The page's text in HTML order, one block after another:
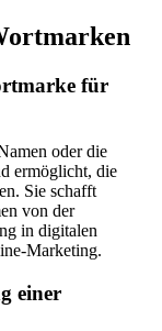
für
oder die
ermöglicht, die
Sie schafft
von der
in digitalen
Marketing.
einer